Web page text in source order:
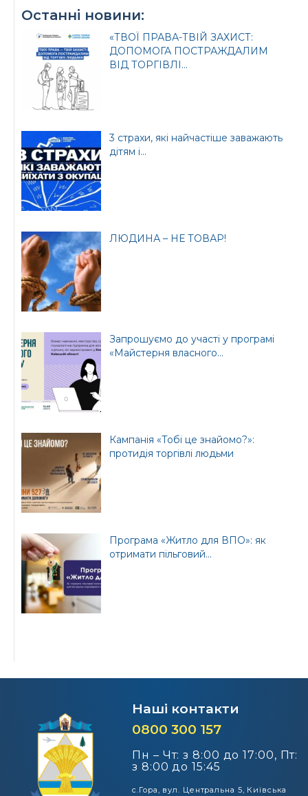
Останні новини:
«ТВОЇ ПРАВА-ТВІЙ ЗАХИСТ:
ДОПОМОГА ПОСТРАЖДАЛИМ
ВІД ТОРГІВЛІ...
3 страхи, які найчастіше заважають
дітям і...
ЛЮДИНА – НЕ ТОВАР!
Запрошуємо до участі у програмі
«Майстерня власного...
Кампанія «Тобі це знайомо?»:
протидія торгівлі людьми
Програма «Житло для ВПО»: як
отримати пільговий...
Наші контакти
0800 300 157
Пн – Чт: з 8:00 до 17:00, Пт:
з 8:00 до 15:45
с.Гора, вул. Центральна 5, Київська
Офіційний веб-сайт
Бориспільської РДА
Офіційний веб-сайт
Бориспільської